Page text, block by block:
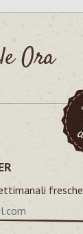
Ora
fresche